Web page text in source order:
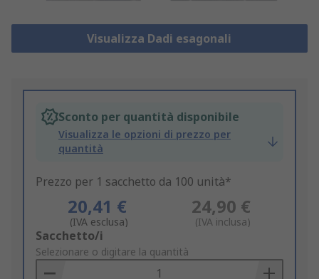
Visualizza Dadi esagonali
Sconto per quantità disponibile
Visualizza le opzioni di prezzo per
quantità
Prezzo per 1 sacchetto da 100 unità*
20,41 €
(IVA esclusa)
24,90 €
(IVA inclusa)
Add
to
Basket
Sacchetto/i
Selezionare o digitare la quantità